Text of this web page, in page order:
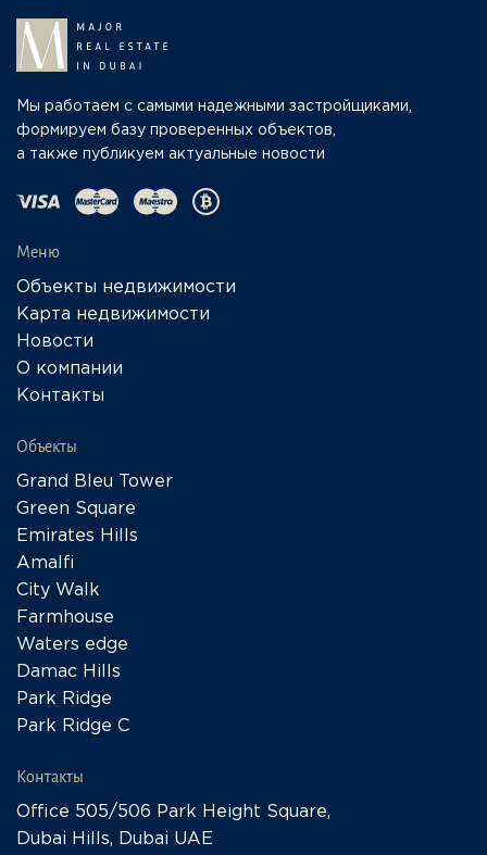
Мы работаем с самыми надежными застройщиками,
формируем базу проверенных объектов,
а также публикуем актуальные новости
Меню
Объекты недвижимости
Карта недвижимости
Новости
О компании
Контакты
Объекты
Grand Bleu Tower
Green Square
Emirates Hills
Amalfi
City Walk
Farmhouse
Waters edge
Damac Hills
Park Ridge
Park Ridge C
Контакты
Office 505/506 Park Height Square,
Dubai Hills, Dubai UAE